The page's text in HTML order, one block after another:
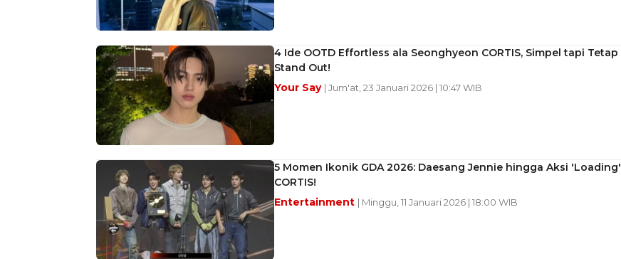
4 Ide OOTD Effortless ala Seonghyeon CORTIS, Simpel tapi Tetap
Stand Out!
Your Say | Jum'at, 23 Januari 2026 | 10:47 WIB
5 Momen Ikonik GDA 2026: Daesang Jennie hingga Aksi 'Loading'
CORTIS!
Entertainment | Minggu, 11 Januari 2026 | 18:00 WIB